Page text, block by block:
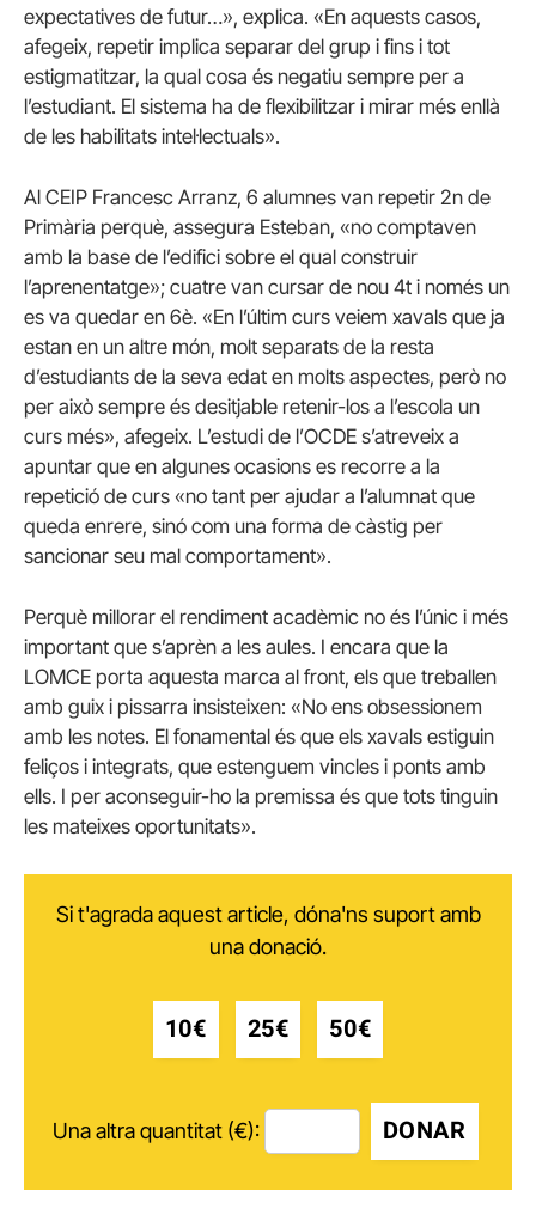
expectatives de futur…», explica. «En aquests casos,
afegeix, repetir implica separar del grup i fins i tot
estigmatitzar, la qual cosa és negatiu sempre per a
l’estudiant. El sistema ha de flexibilitzar i mirar més enllà
de les habilitats intel·lectuals».
Al CEIP Francesc Arranz, 6 alumnes van repetir 2n de
Primària perquè, assegura Esteban, «no comptaven
amb la base de l’edifici sobre el qual construir
l’aprenentatge»; cuatre van cursar de nou 4t i només un
es va quedar en 6è. «En l’últim curs veiem xavals que ja
estan en un altre món, molt separats de la resta
d’estudiants de la seva edat en molts aspectes, però no
per això sempre és desitjable retenir-los a l’escola un
curs més», afegeix. L’estudi de l’OCDE s’atreveix a
apuntar que en algunes ocasions es recorre a la
repetició de curs «no tant per ajudar a l’alumnat que
queda enrere, sinó com una forma de càstig per
sancionar seu mal comportament».
Perquè millorar el rendiment acadèmic no és l’únic i més
important que s’aprèn a les aules. I encara que la
LOMCE porta aquesta marca al front, els que treballen
amb guix i pissarra insisteixen: «No ens obsessionem
amb les notes. El fonamental és que els xavals estiguin
feliços i integrats, que estenguem vincles i ponts amb
ells. I per aconseguir-ho la premissa és que tots tinguin
les mateixes oportunitats».
Si t'agrada aquest article, dóna'ns suport amb
una donació.
10€ 25€ 50€
Una altra quantitat (€): DONAR